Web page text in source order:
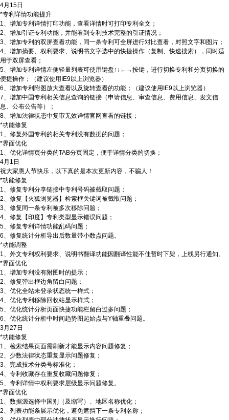
4月15日
*专利详情功能提升
1、增加专利详情打印功能，查看详情时可打印专利全文；
2、增加引证专利功能，并能看到专利技术完整的引证情况；
3、增加专利的双屏查看功能，同一条专利可全屏进行对比查看，对照文字和图片；
4、增加摘要、权利要求、说明书文字选中的快捷操作（复制、快速搜索），同时适
用于双屏查看；
5、增加专利详情左侧轻量列表可使用键盘↑↓←→按键，进行切换专利和分页切换的
便捷操作；（建议使用IE9以上浏览器）
6、增加专利附图放大查看以及旋转查看的功能；（建议使用IE9以上浏览器）
7、增加中国专利相关信息查询的链接（申请信息、审查信息、费用信息、发文信
息、公布公告等）；
8、增加法律状态中复审无效详情官网查看的链接；
*功能修复
1、修复外国专利的相关专利没有数据的问题；
*界面优化
1、优化详情页分类的TAB分页固定，便于详情分类的切换；
4月1日
祝大家愚人节快乐，以下真的是本次更新内容，不骗人！
*功能修复
1、修复专利分享链接中专利号码被截取问题；
2、修复【火狐浏览器】检索框关键词被截取问题；
3、修复同一条专利被多次移除问题；
4、修复【印度】专利类型显示错误问题；
5、修复专利详情功能乱码问题；
6、修复统计分析导出后数量带小数点问题。
*功能调整
1、外文专利权利要求、说明书翻译功能因翻译性能不佳暂时下架，上线另行通知。
*界面优化
1、增加专利没有附图时的提示；
2、修复弹出框边角留白问题；
3、优化全站未登录状态统一样式；
4、优化专利移除回收站显示样式；
5、优化统计分析页面快捷功能栏留白过多问题；
6、优化统计分析中时间趋势图起始点与Y轴重叠问题。
3月27日
*功能修复
1、检索结果页面需刷新才能显示内容问题修复；
2、少数法律状态重复显示问题修复；
3、完成技术分类号标准化；
4、专利收藏存在重复收藏问题修复；
5、专利详情中权利要求层级显示问题修复。
*界面优化
1、数据源选择中国别（及缩写）、地区名称优化；
2、列表功能条展示优化，避免遮挡下一条专利名称；